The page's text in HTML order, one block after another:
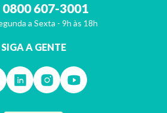
0800 607-3001
a Sexta - 9h às 18h
SIGA A GENTE